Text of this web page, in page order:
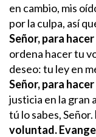
en cambio, mis
por la culpa, así
Señor, para
ordena hacer tu
deseo:tu ley en
Señor, para
justicia en la gran
tú lo sabes, Señor.
voluntad.